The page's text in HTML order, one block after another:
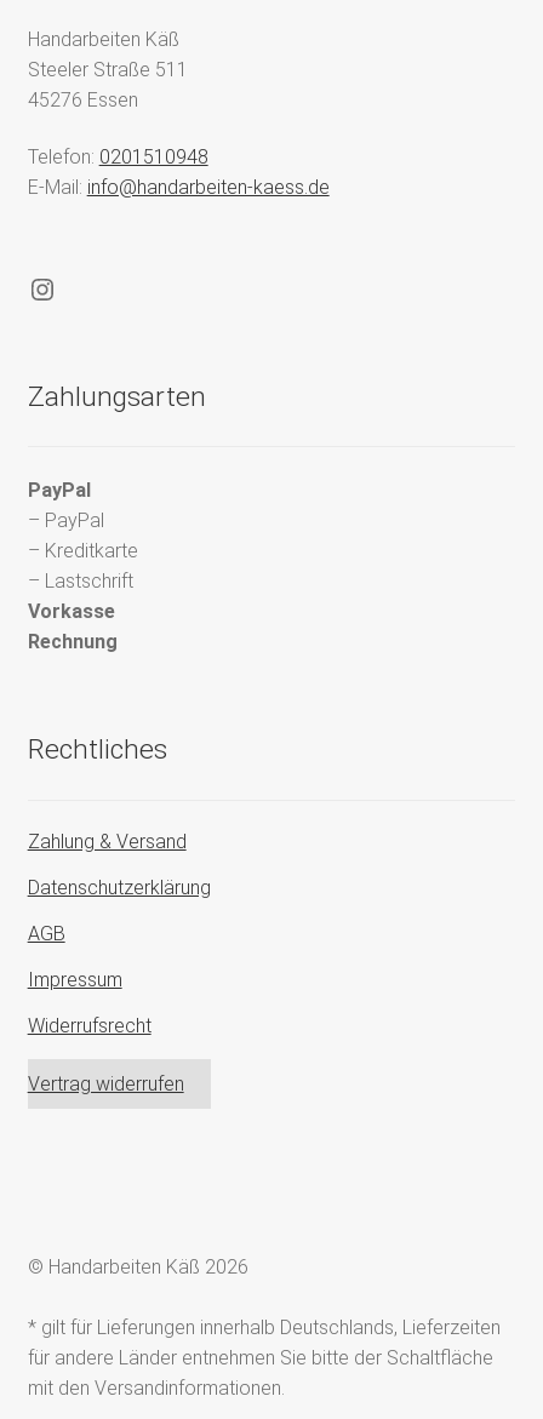
Handarbeiten Käß
Steeler Straße 511
45276 Essen
Telefon: 0201510948
E-Mail: info@handarbeiten-kaess.de
Instagram
Zahlungsarten
PayPal
– PayPal
– Kreditkarte
– Lastschrift
Vorkasse
Rechnung
Rechtliches
Zahlung & Versand
Datenschutzerklärung
AGB
Impressum
Widerrufsrecht
Vertrag widerrufen
© Handarbeiten Käß 2026
* gilt für Lieferungen innerhalb Deutschlands, Lieferzeiten
für andere Länder entnehmen Sie bitte der Schaltfläche
mit den Versandinformationen.